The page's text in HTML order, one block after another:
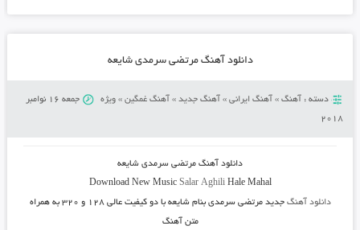
دانلود آهنگ مرتضی سرمدی شایعه
دسته : آهنگ» آهنگ ایرانی» آهنگ جدید» آهنگ غمگین» ویژه
جمعه 16 نوامبر
2018
دانلود آهنگ مرتضی سرمدی شایعه
Download New Music Salar AghiliHale Mahal
دانلود آهنگ جدید مرتضی سرمدی بنام شایعه
با دو کیفیت عالی ۱۲۸ و ۳۲۰ به همراه
متن آهنگ